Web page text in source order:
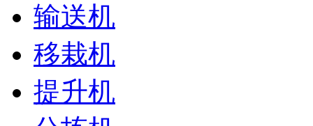
输送机
移栽机
提升机